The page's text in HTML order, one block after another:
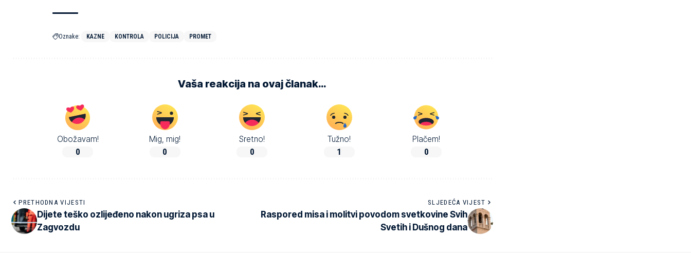
Oznake: KAZNE KONTROLA POLICIJA PROMET
Vaša reakcija na ovaj članak…
Obožavam!
0
Mig, mig!
0
Sretno!
0
Tužno!
1
Plačem!
0
PRETHODNA VIJESTI
Dijete teško ozlijeđeno nakon ugriza psa u
Zagvozdu
SLJEDEĆA VIJEST
Raspored misa i molitvi povodom svetkovine Svih
Svetih i Dušnog dana